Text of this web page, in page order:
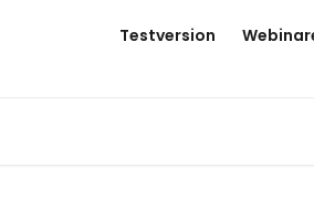
Testversion